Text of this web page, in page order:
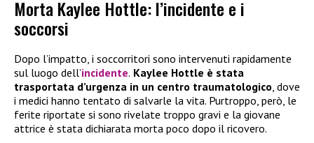
Morta Kaylee Hottle: l’incidente e i
soccorsi
Dopo l’impatto, i soccorritori sono intervenuti rapidamente
sul luogo dell’incidente. Kaylee Hottle è stata
trasportata d’urgenza in un centro traumatologico , dove
i medici hanno tentato di salvarle la vita. Purtroppo, però, le
ferite riportate si sono rivelate troppo gravi e la giovane
attrice è stata dichiarata morta poco dopo il ricovero.